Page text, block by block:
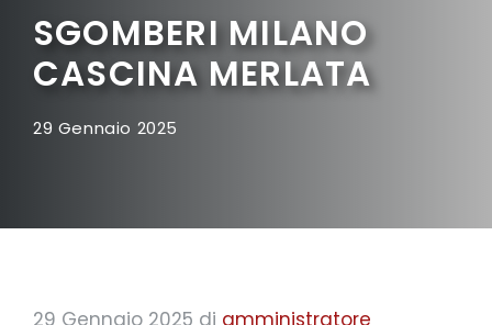
SGOMBERI MILANO
CASCINA MERLATA
29 Gennaio 2025
29 Gennaio 2025 di amministratore